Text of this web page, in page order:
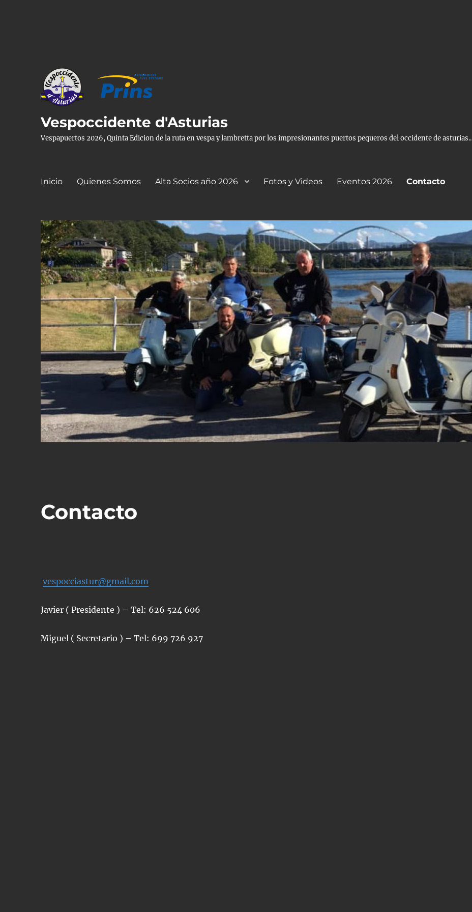
Vespoccidente d'Asturias
Vespapuertos 2026, Quinta Edicion de la ruta en vespa y lambretta por los impresionantes puertos pequeros del occidente de asturias..
Inicio Quienes Somos Alta Socios año 2026 Fotos y Videos Eventos 2026 Contacto
Contacto
vespocciastur@gmail.com
Javier ( Presidente ) – Tel: 626 524 606
Miguel ( Secretario ) – Tel: 699 726 927